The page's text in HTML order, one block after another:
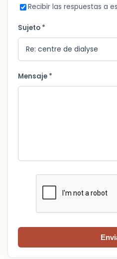
Recibir las respuestas a
Sujeto *
Mensaje *